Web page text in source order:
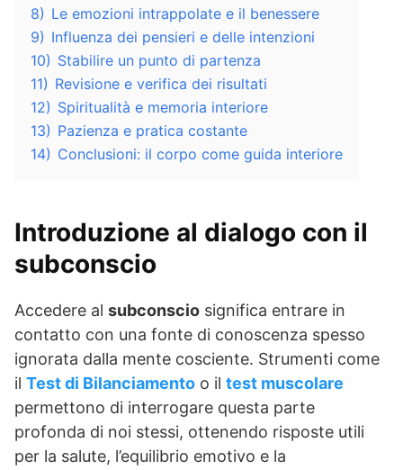
8) Le emozioni intrappolate e il benessere
9) Influenza dei pensieri e delle intenzioni
10) Stabilire un punto di partenza
11) Revisione e verifica dei risultati
12) Spiritualità e memoria interiore
13) Pazienza e pratica costante
14) Conclusioni: il corpo come guida interiore
Introduzione al dialogo con il
subconscio
Accedere al subconscio significa entrare in
contatto con una fonte di conoscenza spesso
ignorata dalla mente cosciente. Strumenti come
il Test di Bilanciamento o il test muscolare
permettono di interrogare questa parte
profonda di noi stessi, ottenendo risposte utili
per la salute, l’equilibrio emotivo e la